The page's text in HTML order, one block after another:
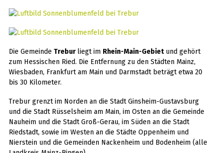
Die Gemeinde Trebur liegt im Rhein-Main-Gebietund gehört
zum Hessischen Ried. Die Entfernung zu den Städten Mainz,
Wiesbaden, Frankfurt am Main und Darmstadt beträgt etwa 20
bis 30 Kilometer.
Trebur grenzt im Norden an die Stadt Ginsheim-Gustavsburg
und die Stadt Rüsselsheim am Main, im Osten an die Gemeinde
Nauheim und die Stadt Groß-Gerau, im Süden an die Stadt
Riedstadt, sowie im Westen an die Städte Oppenheim und
Nierstein und die Gemeinden Nackenheim und Bodenheim (alle